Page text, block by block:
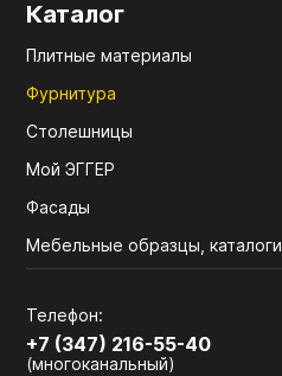
Каталог
Плитные материалы
Фурнитура
Столешницы
Мой ЭГГЕР
Фасады
Мебельные образцы, каталоги
Телефон:
+7 (347) 216-55-40
(многоканальный)